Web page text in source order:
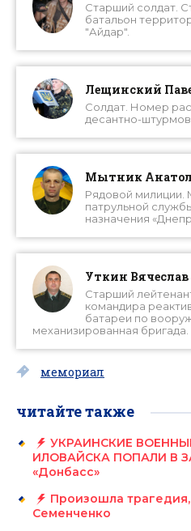
Старший солдат.
батальон
"Айдар".
Лещинский
Солдат. Номер
десантно-
Мытник
Рядовой милиции.
патрульной
назначения
Уткин
Старший
командира
батареи по
механизированная бригада.
мемориал
читайте также
УКРАИНСКИЕ
ИЛОВАЙСКА ПОПАЛИ В
«Донбасс»
Произошла
Семенченко